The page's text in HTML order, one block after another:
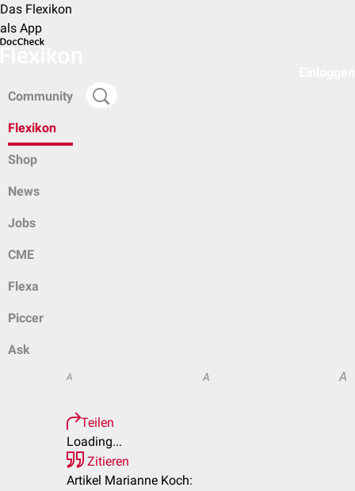
Das Flexikon
als App
Community
Flexikon
Shop
News
Jobs
CME
Flexa
Piccer
Ask
A A A
Teilen
Loading...
Zitieren
Artikel Marianne Koch: